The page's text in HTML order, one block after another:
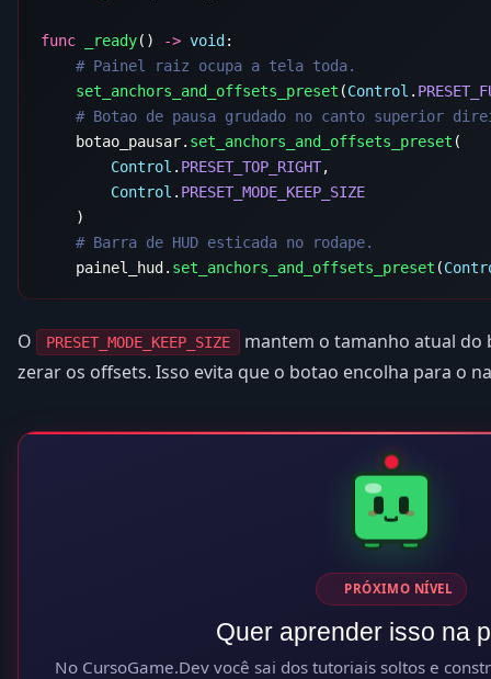
func _ready() -> void
    set_anchors_and_offsets_preset
(Control .
    botao_pausar.
set_anchors_and_offsets_preset
        Control
. PRESET_TOP_RIGHT
        Control
.
    painel_hud.
set_anchors_and_offsets_preset (
O PRESET_MODE_KEEP_SIZE
mantem o tamanho atual do
zerar os offsets. Isso evita que o botao encolha para o
PRÓXIMO NÍVEL
Quer aprender isso na
No CursoGame.Dev você sai dos tutoriais soltos e